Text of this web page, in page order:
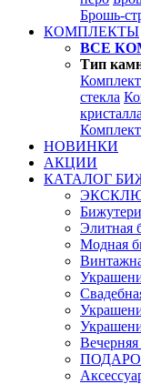
Брошь-
КОМПЛЕКТЫ
ВСЕ
Тип
стекла
НОВИНКИ
АКЦИИ
КАТАЛОГ
Элитная
Модная